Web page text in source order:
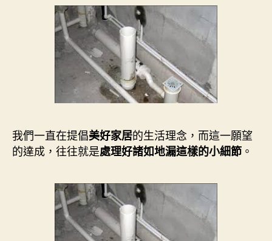
我們一直在提倡美好家居的生活理念，而這一願望
的達成，往往就是處理好諸如地漏這樣的小細節 。